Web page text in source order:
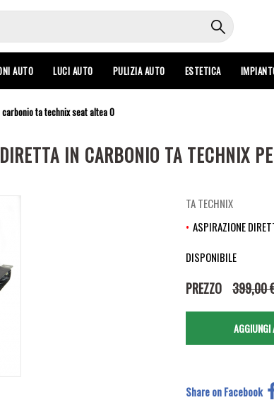
AUTO LUCI AUTO PULIZIA AUTO ESTETICA
ta technix seat altea 0
IN CARBONIO TA TECHNIX
TA TECHNIX
ASPIRAZIONE
DISPONIBILE
PREZZO 399,00
Share on Facebook